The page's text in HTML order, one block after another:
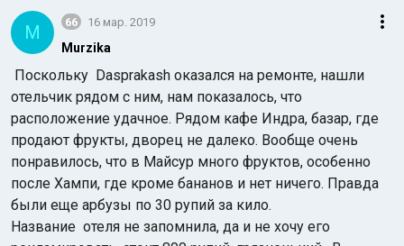
M 66 16 мар. 2019
Murzika
Поскольку Dasprakash оказался на ремонте, нашли
отельчик рядом с ним, нам показалось, что
расположение удачное. Рядом кафе Индра, базар, где
продают фрукты, дворец не далеко. Вообще очень
понравилось, что в Майсур много фруктов, особенно
после Хампи, где кроме бананов и нет ничего. Правда
были еще арбузы по 30 рупий за кило.
Название отеля не запомнила, да и не хочу его